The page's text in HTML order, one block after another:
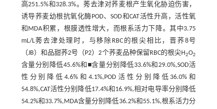
高251.5%和328.3%。莠去津对荞麦根产生氧化胁迫伤害，
诱导荞麦幼根抗氧化酶POD、SOD和CAT活性升高，活性氧
和MDA积累，根膜透性增大，而根系活力下降。其中3.75
mL/L莠去津处理时，与移除RBC的根尖相比，晋荞8号
（JB）和品甜荞2号（P2）2个荞麦品种保留RBC的根尖H2O2
含量分别降低45.6%和■含量分别降低33.6%和29.0%,SOD活
性分别降低4.6%和4.1%,POD活性分别降低36.0%和
54.8%,CAT活性分别降低17.4%和16.9%,相对电导率分别降低
54.2%和33.7%,MDA含量分别降低36.2%和55.1%,根系活力分